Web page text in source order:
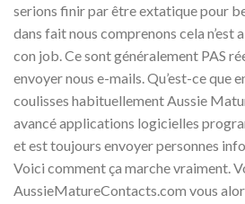
serions finir par être extatique pour
dans fait nous comprenons cela n’est
con job. Ce sont généralement PAS
envoyer nous e-mails. Qu’est-ce que
coulisses habituellement Aussie
avancé applications logicielles
et est toujours envoyer personnes
Voici comment ça marche vraiment.
AussieMatureContacts.com vous